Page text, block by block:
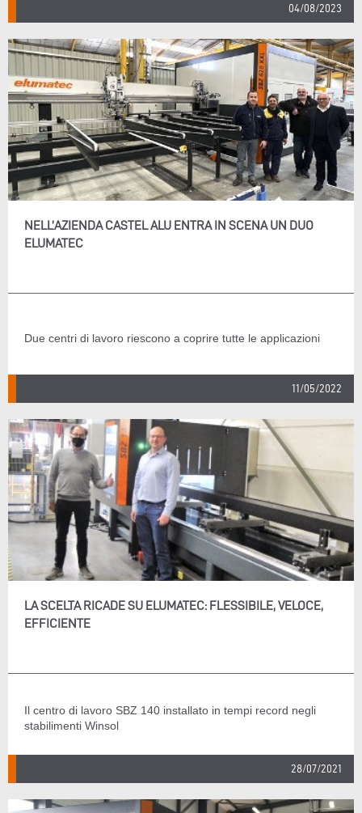
04/08/2023
NELL’AZIENDA CASTEL ALU ENTRA IN SCENA UN DUO
ELUMATEC
Due centri di lavoro riescono a coprire tutte le applicazioni
11/05/2022
LA SCELTA RICADE SU ELUMATEC: FLESSIBILE, VELOCE,
EFFICIENTE
Il centro di lavoro SBZ 140 installato in tempi record negli
stabilimenti Winsol
28/07/2021